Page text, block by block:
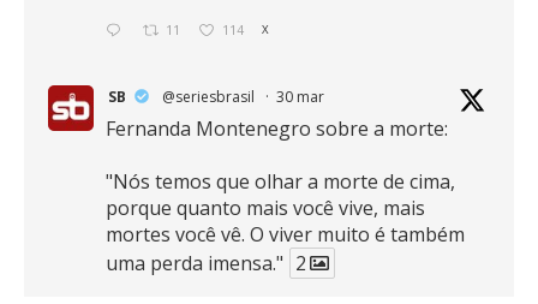
11 114 X
SB @seriesbrasil · 30 mar
Fernanda Montenegro sobre a morte:
"Nós temos que olhar a morte de cima,
porque quanto mais você vive, mais
mortes você vê. O viver muito é também
uma perda imensa." 2